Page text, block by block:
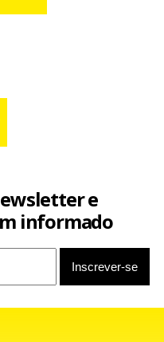
também tem sido
e
informado